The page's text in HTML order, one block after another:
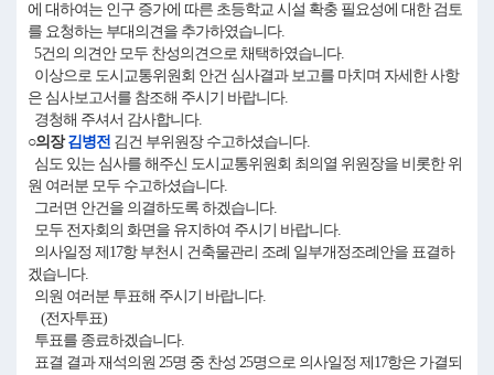
에 대하여는 인구 증가에 따른 초등학교 시설 확충 필요성에 대한 검토
를 요청하는 부대의견을 추가하였습니다.
5건의 의견안 모두 찬성의견으로 채택하였습니다.
이상으로 도시교통위원회 안건 심사결과 보고를 마치며 자세한 사항
은 심사보고서를 참조해 주시기 바랍니다.
경청해 주셔서 감사합니다.
○의장김병전 김건 부위원장 수고하셨습니다.
심도 있는 심사를 해주신 도시교통위원회 최의열 위원장을 비롯한 위
원 여러분 모두 수고하셨습니다.
그러면 안건을 의결하도록 하겠습니다.
모두 전자회의 화면을 유지하여 주시기 바랍니다.
의사일정 제17항 부천시 건축물관리 조례 일부개정조례안을 표결하
겠습니다.
의원 여러분 투표해 주시기 바랍니다.
(전자투표)
투표를 종료하겠습니다.
표결 결과 재석의원 25명 중 찬성 25명으로 의사일정 제17항은 가결되